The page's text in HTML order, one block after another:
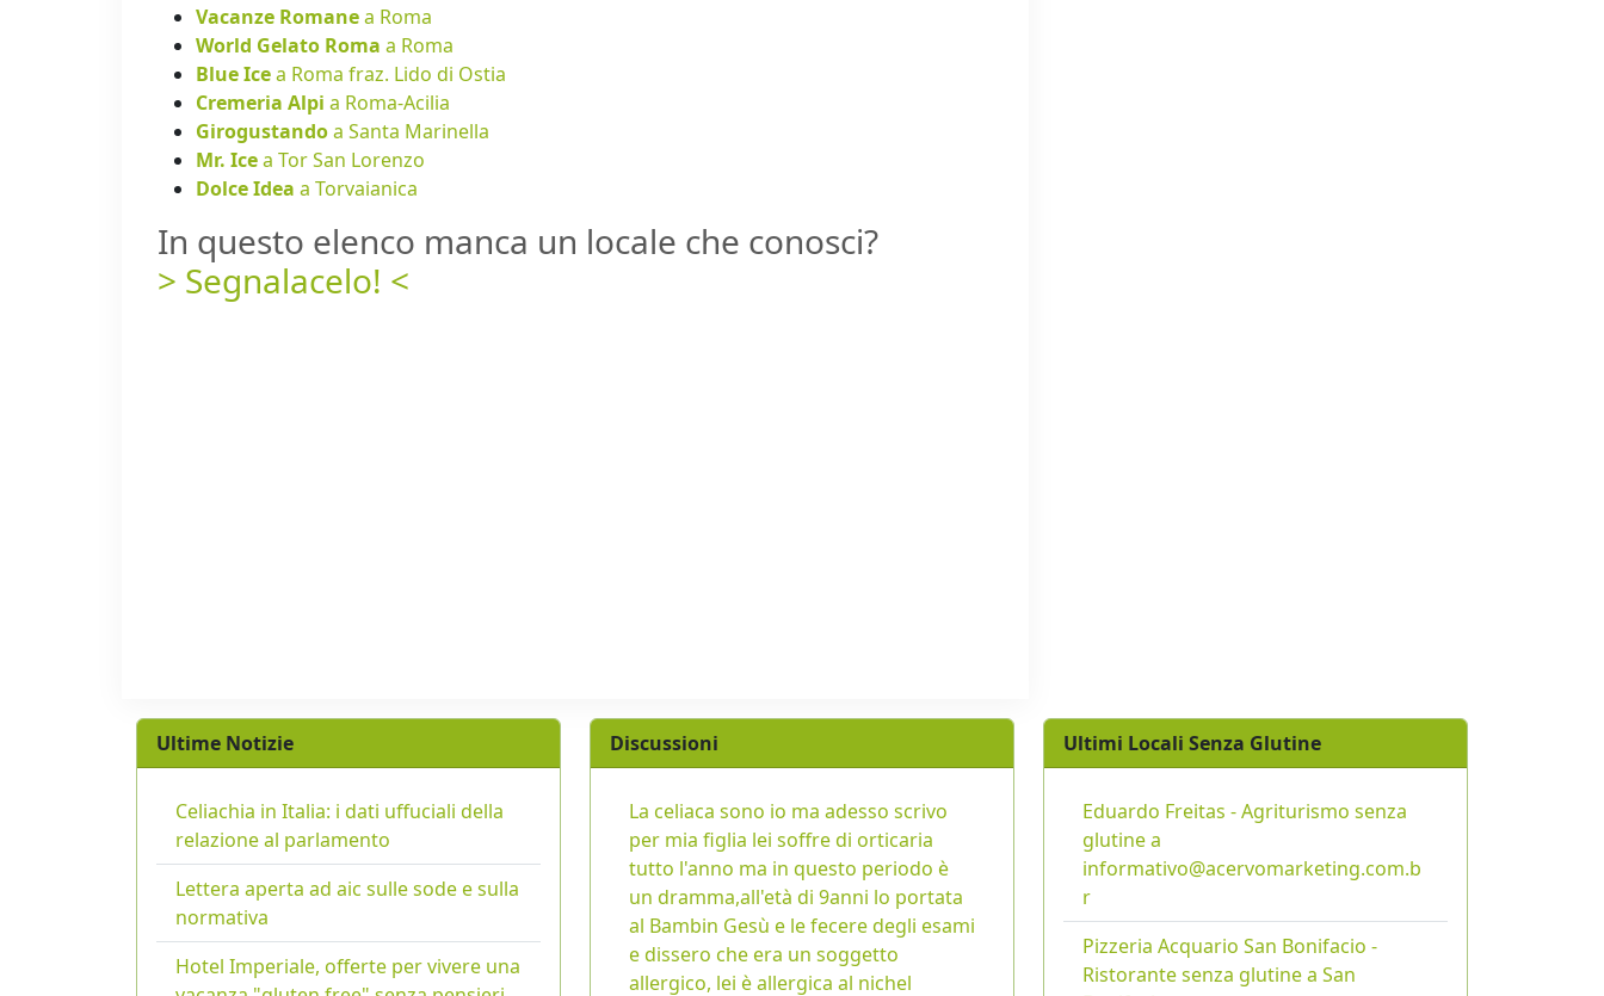
Vacanze Romanea Roma
World Gelato Roma a Roma
Blue Icea Roma fraz. Lido di Ostia
Cremeria Alpi a Roma-Acilia
Girogustandoa Santa Marinella
Mr. Icea Tor San Lorenzo
Dolce Idea a Torvaianica
In questo elenco manca un locale che conosci?
> Segnalacelo! <
Ultime Notizie
Celiachia in Italia: i dati uffuciali della
relazione al parlamento
Lettera aperta ad aic sulle sode e sulla
normativa
Hotel Imperiale, offerte per vivere una
Discussioni
La celiaca sono io ma adesso scrivo
per mia figlia lei soffre di orticaria
tutto l'anno ma in questo periodo è
un dramma,all'età di 9anni lo portata
al Bambin Gesù e le fecere degli esami
e dissero che era un soggetto
allergico, lei è allergica al nichel
Ultimi Locali Senza Glutine
Eduardo Freitas - Agriturismo senza
glutine a
informativo@acervomarketing.com.b
r
Pizzeria Acquario San Bonifacio -
Ristorante senza glutine a San